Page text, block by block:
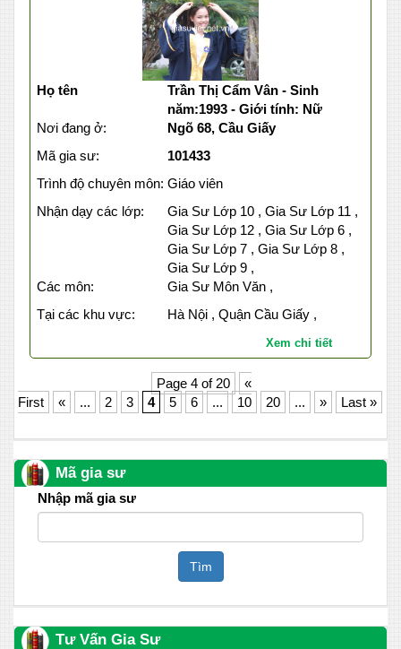
Họ tên
Trần Thị Cẩm Vân - Sinh
năm:1993 - Giới tính: Nữ
Nơi đang ở:
Ngõ 68, Cầu Giấy
Mã gia sư:
101433
Trình độ chuyên môn: Giáo viên
Nhận dạy các lớp:
Gia Sư Lớp 10 , Gia Sư Lớp 11 ,
Gia Sư Lớp 12 , Gia Sư Lớp 6 ,
Gia Sư Lớp 7 , Gia Sư Lớp 8 ,
Gia Sư Lớp 9 ,
Các môn:
Gia Sư Môn Văn ,
Tại các khu vực:
Hà Nội , Quận Cầu Giấy ,
Xem chi tiết
Page 4 of 20
«
First
« ... 2 3 4 5 6 ... 10 20 ... » Last »
Mã gia sư
Nhập mã gia sư
Tìm
Tư Vấn Gia Sư